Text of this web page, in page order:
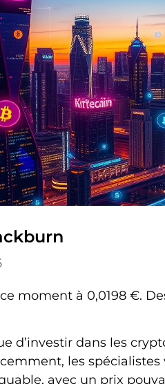
moment à 0,0198 €.
d’investir dans les
les
avec un prix